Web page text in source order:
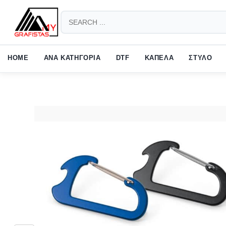
HOW TO SHOP
1 Login or create new account.
If you still have problems, please let us know, by sending an
HOME ΑΝΑ ΚΑΤΗΓΟΡΙΑ DTF ΚΑΠΕΛΑ ΣΤΥΛΟ